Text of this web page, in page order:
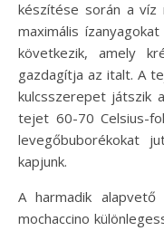
készítése során a víz
maximális
következik, amely
gazdagítja az italt. A
kulcsszerepet játszik
tejet 60-70 Celsius-
levegőbuborékokat
kapjunk.
A harmadik
mochaccino